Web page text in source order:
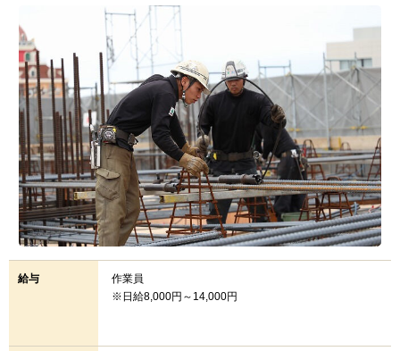
給与
作業員
※日給8,000円～14,000円